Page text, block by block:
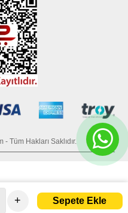
Tüm Hakları Saklıdır.
+